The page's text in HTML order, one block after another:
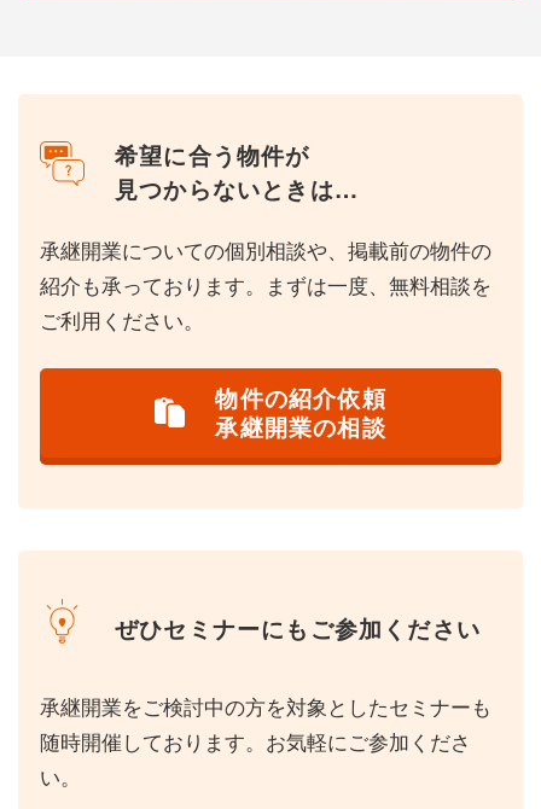
希望に合う物件が
見つからないときは…
承継開業についての個別相談や、掲載前の物件の
紹介も承っております。まずは一度、無料相談を
ご利用ください。
物件の紹介依頼
承継開業の相談
ぜひセミナーにもご参加ください
承継開業をご検討中の方を対象としたセミナーも
随時開催しております。お気軽にご参加くださ
い。